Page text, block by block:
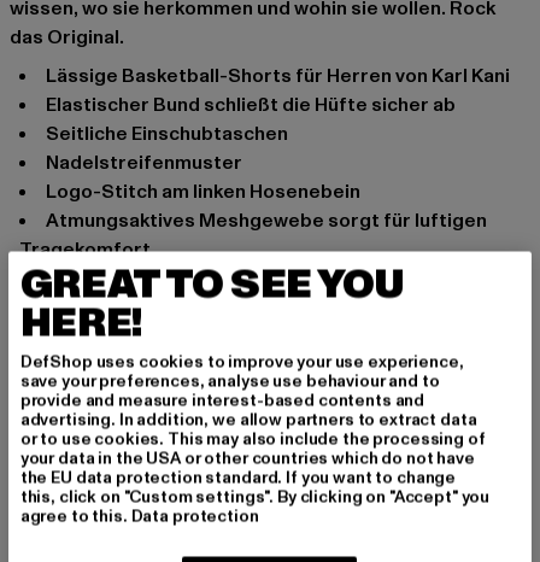
wissen, wo sie herkommen und wohin sie wollen. Rock
das Original.
Lässige Basketball-Shorts für Herren von Karl Kani
Elastischer Bund schließt die Hüfte sicher ab
Seitliche Einschubtaschen
Nadelstreifenmuster
Logo-Stitch am linken Hosenebein
Atmungsaktives Meshgewebe sorgt für luftigen
Tragekomfort
Lockere Passform
Anlass: Alltag, Bequem
Marke: Karl Kani
Kat.: Denim Shorts
Farbe: grün
Hersteller Farbe: light mint/white
Materialzusammensetzung: 100% Polyester
Art.Nr: 6013400-04715
GREAT TO SEE YOU
HERE!
DefShop uses cookies to improve your use experience,
save your preferences, analyse use behaviour and to
provide and measure interest-based contents and
advertising. In addition, we allow partners to extract data
or to use cookies. This may also include the processing of
your data in the USA or other countries which do not have
the EU data protection standard. If you want to change
this, click on "Custom settings". By clicking on "Accept" you
agree to this. Data protection